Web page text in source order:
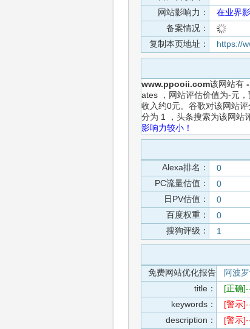
网站影响力：
在业界
备案情况：
复制本页地址：
https://
www.ppooii.com该网站有 -
ates ，网站评估价值为-元
收入约0元。谷歌对该网站
分为 1 ，头条搜索为该网站
影响力较小！
Alexa排名：
0
PC流量估值：
0
日PV估值：
0
百度权重：
0
搜狗评级：
1
免费网站优化报告
阿波
title：
[正确
keywords：
[警示
description：
[警示